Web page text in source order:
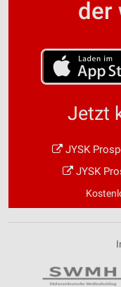
der
Jetzt
JYSK
JYSK